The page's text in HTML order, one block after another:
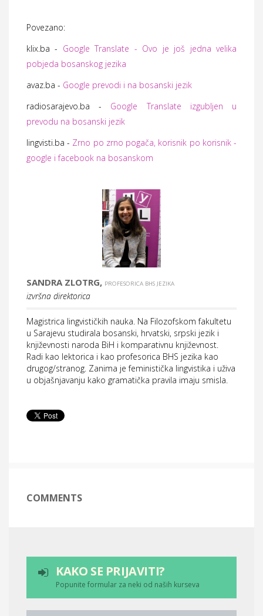
Povezano:
klix.ba - Google Translate - Ovo je još jedna velika
pobjeda bosanskog jezika
avaz.ba - Google prevodi i na bosanski jezik
radiosarajevo.ba - Google Translate izgubljen u
prevodu na bosanski jezik
lingvisti.ba - Zrno po zrno pogača, korisnik po korisnik -
google i facebook na bosanskom
SANDRA ZLOTRG, PROFESORICA BHS JEZIKA
izvršna direktorica
Magistrica lingvističkih nauka. Na Filozofskom fakultetu
u Sarajevu studirala bosanski, hrvatski, srpski jezik i
književnosti naroda BiH i komparativnu književnost.
Radi kao lektorica i kao profesorica BHS jezika kao
drugog/stranog. Zanima je feministička lingvistika i uživa
u objašnjavanju kako gramatička pravila imaju smisla.
COMMENTS
KAKO SE PRIJAVITI?
Popunite formular za neki od naših kurseva